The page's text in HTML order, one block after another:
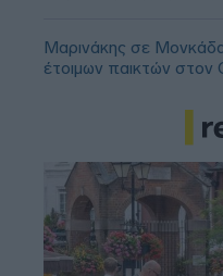
Μαρινάκης σε
έτοιμων παικτών